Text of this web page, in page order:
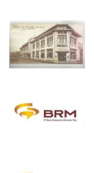
Pertamina
Petronas